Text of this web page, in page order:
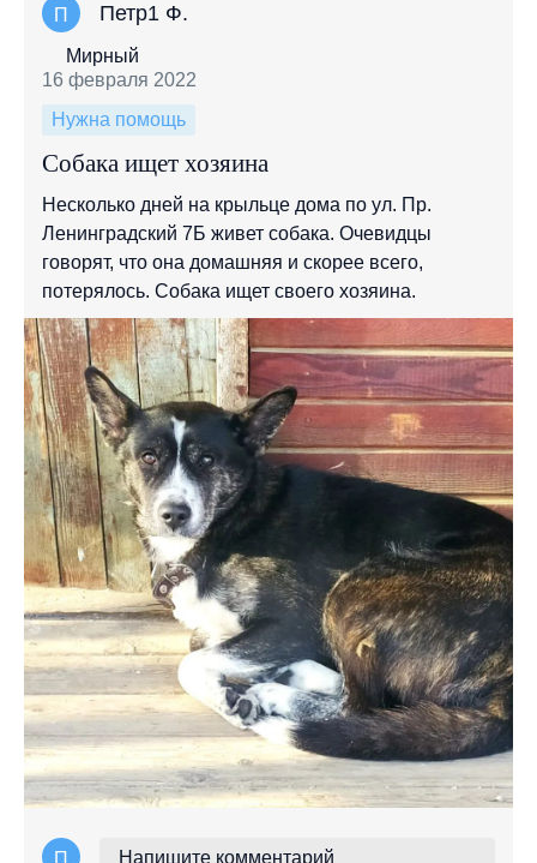
П Петр1 Ф.
Мирный
16 февраля 2022
Нужна помощь
Собака ищет хозяина
Несколько дней на крыльце дома по ул. Пр.
Ленинградский 7Б живет собака. Очевидцы
говорят, что она домашняя и скорее всего,
потерялось. Собака ищет своего хозяина.
П Напишите комментарий